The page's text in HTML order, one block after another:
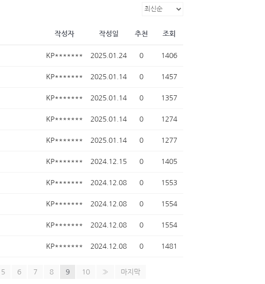
작성자 작성일 추천 조회
KP******* 2025.01.24 0 1406
KP******* 2025.01.14 0 1457
KP******* 2025.01.14 0 1357
KP******* 2025.01.14 0 1274
KP******* 2025.01.14 0 1277
KP******* 2024.12.15 0 1405
KP******* 2024.12.08 0 1553
KP******* 2024.12.08 0 1554
KP******* 2024.12.08 0 1554
KP******* 2024.12.08 0 1481
5 6 7 8 9 10 » 마지막